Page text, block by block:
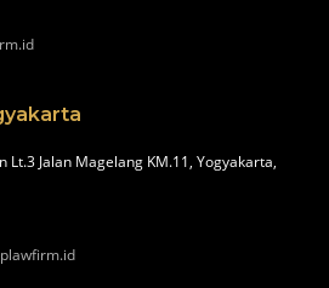
Lt.3 Jalan Magelang KM.11, Yogyakarta,